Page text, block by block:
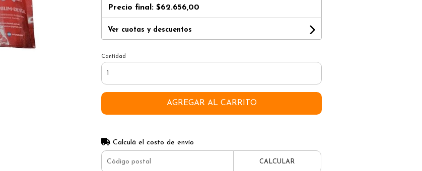
Precio final: $62.656,00
Ver cuotas y descuentos
Cantidad
AGREGAR AL CARRITO
Calculá el costo de envío
CALCULAR